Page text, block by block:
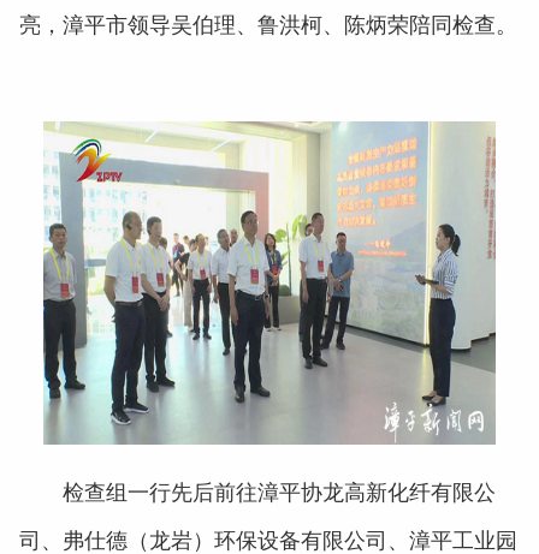
亮，漳平市领导吴伯理、鲁洪柯、陈炳荣陪同检查。
检查组一行先后前往漳平协龙高新化纤有限公
司、弗仕德（龙岩）环保设备有限公司、漳平工业园